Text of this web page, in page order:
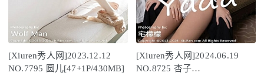
[Xiuren秀人网]2023.12.12
NO.7795 圆儿[47+1P/430MB]
[Xiuren秀人网]2024.06.19
NO.8725 杏子